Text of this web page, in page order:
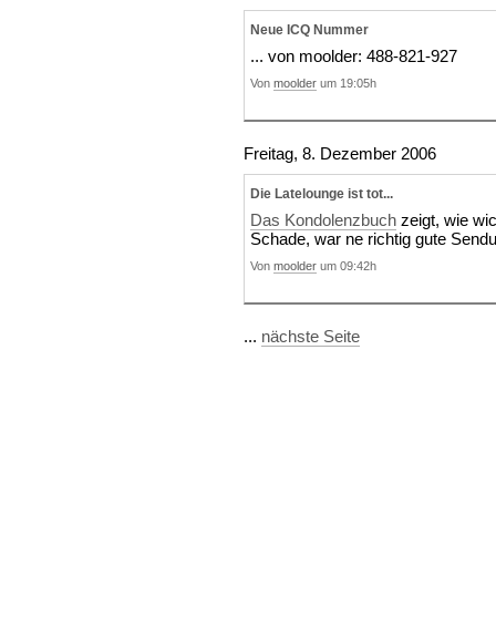
Neue ICQ Nummer
... von moolder: 488-821-927
Von moolder um 19:05h
Freitag, 8. Dezember 2006
Die Latelounge ist tot...
Das Kondolenzbuch zeigt, wie
Schade, war ne richtig gute
Von moolder um 09:42h
... nächste Seite